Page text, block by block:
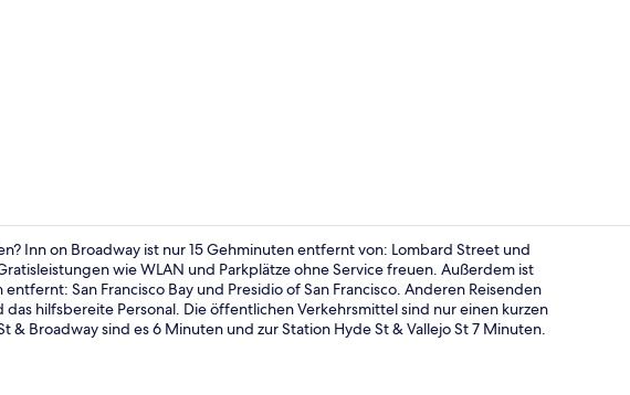
Innenbereich
Inn on Broadway ist nur 15 Gehminuten entfernt von: Lombard Street und
wie WLAN und Parkplätze ohne Service freuen. Außerdem ist
San Francisco Bay und Presidio of San Francisco. Anderen Reisenden
hilfsbereite Personal. Die öffentlichen Verkehrsmittel sind nur einen kurzen
& Broadway sind es 6 Minuten und zur Station Hyde St & Vallejo St 7 Minuten.